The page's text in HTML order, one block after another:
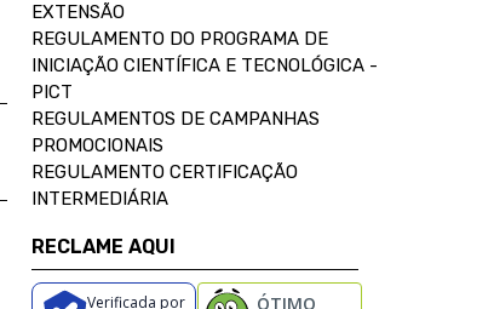
EXTENSÃO
REGULAMENTO DO PROGRAMA DE
INICIAÇÃO CIENTÍFICA E TECNOLÓGICA -
PICT
REGULAMENTOS DE CAMPANHAS
PROMOCIONAIS
REGULAMENTO CERTIFICAÇÃO
INTERMEDIÁRIA
RECLAME AQUI
Verificada por ÓTIMO